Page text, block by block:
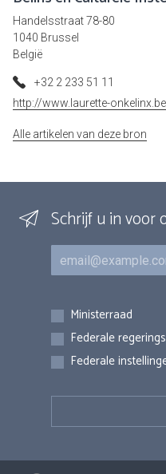
Handelsstraat 78-80
1040 Brussel
België
+32 2 233 51 11
http://www.laurette-
Alle artikelen van deze bron
Schrijf u in voor
E-mail
Inschrijvingen
Ministerraad
Federale
Federale